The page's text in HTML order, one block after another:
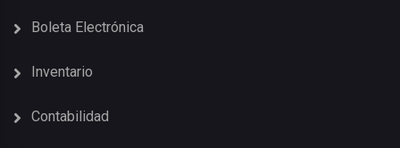
Boleta Electrónica
Inventario
Contabilidad